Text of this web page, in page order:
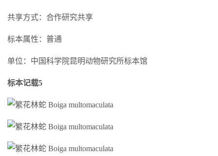
共享方式：合作研究共享
标本属性：普通
单位：中国科学院昆明动物研究所标本馆
标本记载5